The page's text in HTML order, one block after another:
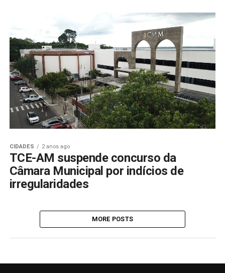
CIDADES 2 anos ago
TCE-AM suspende concurso da
Câmara Municipal por indícios de
irregularidades
MORE POSTS